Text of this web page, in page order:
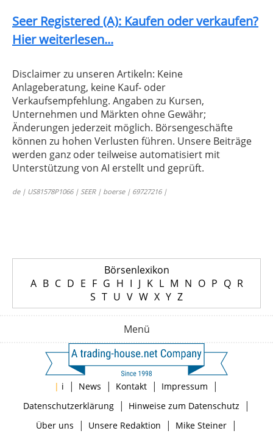
Seer Registered (A): Kaufen oder verkaufen?
Hier weiterlesen...
Disclaimer zu unseren Artikeln: Keine
Anlageberatung, keine Kauf- oder
Verkaufsempfehlung. Angaben zu Kursen,
Unternehmen und Märkten ohne Gewähr;
Änderungen jederzeit möglich. Börsengeschäfte
können zu hohen Verlusten führen. Unsere Beiträge
werden ganz oder teilweise automatisiert mit
Unterstützung von AI erstellt und geprüft.
de | US81578P1066 | SEER | boerse | 69727216 |
Börsenlexikon
A B C D E F G H I J K L M N O P Q R
S T U V W X Y Z
Menü
| i | News | Kontakt | Impressum |
Datenschutzerklärung| Hinweise zum Datenschutz |
Über uns | Unsere Redaktion | Mike Steiner|